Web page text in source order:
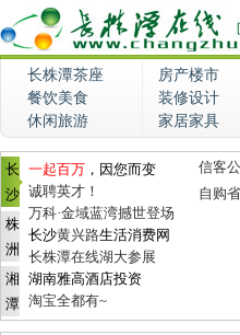
长株潭茶座 房产楼市
餐饮美食
装修设计
休闲旅游
家居家具
长
沙
株
洲
湘
潭
一起百万 ，因您而变
诚聘英才！
万科·金域蓝湾撼世登场
长沙黄兴路生活消费网
长株潭在线湖大参展
湖南雅高酒店投资
淘宝全都有~
信客
自购